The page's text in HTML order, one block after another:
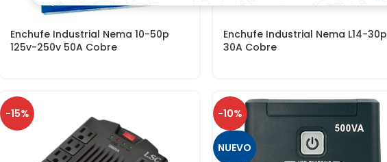
Enchufe Industrial Nema 10-50p
125v-250v 50A Cobre
Enchufe Industrial Nema L14-30p
30A Cobre
-15% -10%
NUEVO